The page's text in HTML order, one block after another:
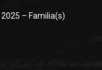
– Familia(s)